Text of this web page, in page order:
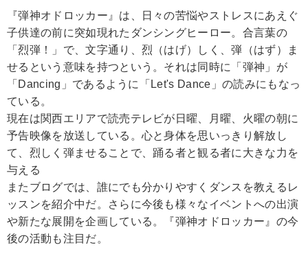
『弾神オドロッカー』は、日々の苦悩やストレスにあえぐ
子供達の前に突如現れたダンシングヒーロー。合言葉の
「烈弾！」で、文字通り、烈（はげ）しく、弾（はず）ま
せるという意味を持つという。それは同時に「弾神」が
「Dancing」であるように「Let's Dance」の読みにもなっ
ている。
現在は関西エリアで読売テレビが日曜、月曜、火曜の朝に
予告映像を放送している。心と身体を思いっきり解放し
て、烈しく弾ませることで、踊る者と観る者に大きな力を
与える
またブログでは、誰にでも分かりやすくダンスを教えるレ
ッスンを紹介中だ。さらに今後も様々なイベントへの出演
や新たな展開を企画している。『弾神オドロッカー』の今
後の活動も注目だ。